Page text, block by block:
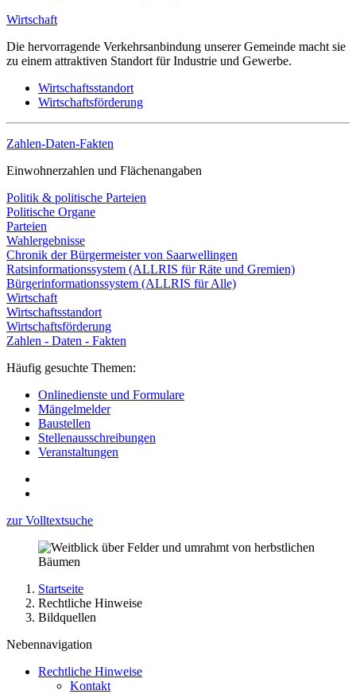
Wirtschaft
Die hervorragende Verkehrsanbindung unserer Gemeinde macht sie
zu einem attraktiven Standort für Industrie und Gewerbe.
Wirtschaftsstandort
Wirtschaftsförderung
Zahlen-Daten-Fakten
Einwohnerzahlen und Flächenangaben
Politik & politische Parteien
Politische Organe
Parteien
Wahlergebnisse
Chronik der Bürgermeister von Saarwellingen
Ratsinformationssystem (ALLRIS für Räte und Gremien)
Bürgerinformationssystem (ALLRIS für Alle)
Wirtschaft
Wirtschaftsstandort
Wirtschaftsförderung
Zahlen - Daten - Fakten
Häufig gesuchte Themen:
Onlinedienste und Formulare
Mängelmelder
Baustellen
Stellenausschreibungen
Veranstaltungen
zur Volltextsuche
Startseite
Rechtliche Hinweise
Bildquellen
Nebennavigation
Rechtliche Hinweise
Kontakt